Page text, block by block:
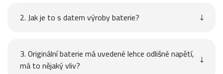
2. Jak je to s datem výroby baterie?
3. Originální baterie má uvedené lehce odlišné napětí,
má to nějaký vliv?